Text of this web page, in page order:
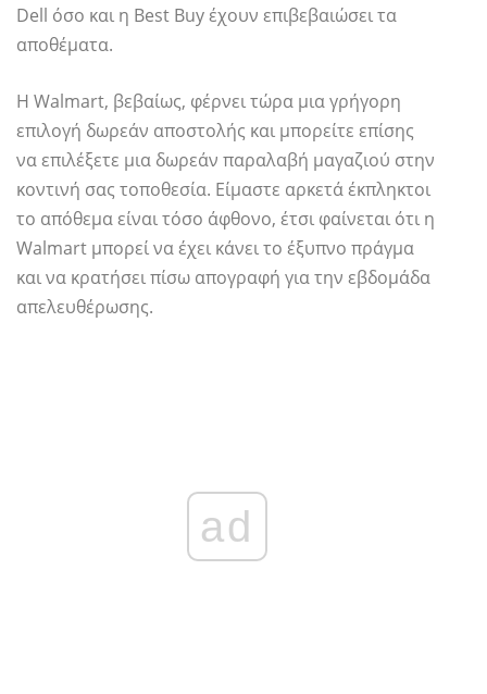
Dell όσο και η Best Buy έχουν επιβεβαιώσει τα
αποθέματα.
Η Walmart, βεβαίως, φέρνει τώρα μια γρήγορη
επιλογή δωρεάν αποστολής και μπορείτε επίσης
να επιλέξετε μια δωρεάν παραλαβή μαγαζιού στην
κοντινή σας τοποθεσία. Είμαστε αρκετά έκπληκτοι
το απόθεμα είναι τόσο άφθονο, έτσι φαίνεται ότι η
Walmart μπορεί να έχει κάνει το έξυπνο πράγμα
και να κρατήσει πίσω απογραφή για την εβδομάδα
απελευθέρωσης.
ad